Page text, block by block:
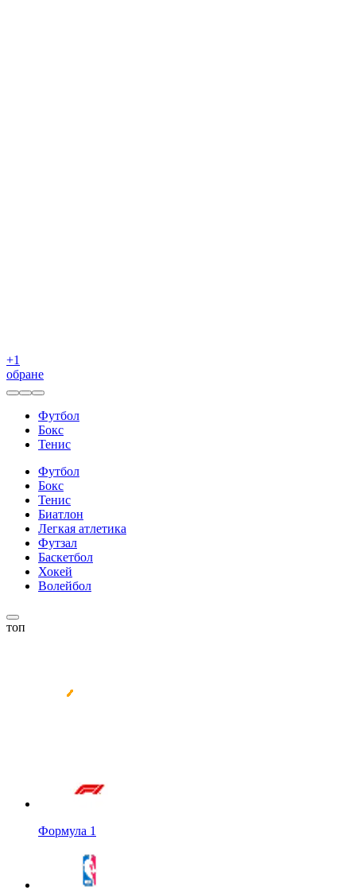
+1
обране
Футбол
Бокс
Тенис
Футбол
Бокс
Тенис
Биатлон
Легкая атлетика
Футзал
Баскетбол
Хокей
Волейбол
топ
Формула 1